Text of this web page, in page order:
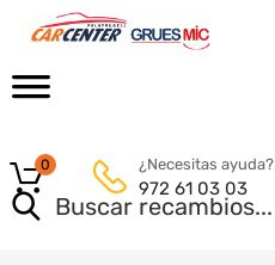
¿Necesitas ayuda?
972 61 03 03
0